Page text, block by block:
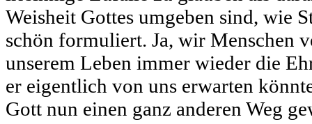
Weisheit Gottes umgeben sind, wie
schön formuliert. Ja, wir Menschen
unserem Leben immer wieder die
er eigentlich von uns erwarten
Gott nun einen ganz anderen Weg